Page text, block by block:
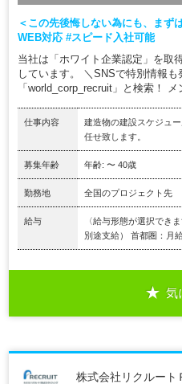
＜この先後悔しない為にも、まず
WEB対応 #スピード入社可能
当社は「ホワイト企業認定」を取
しています。 ＼SNSで特別情報
「world_corp_recruit」と検索！ メ
仕事内容
建造物の建設スケジュ
任せ致します。
募集年齢 年齢: 〜 40歳
勤務地 全国のプロジェクト先
給与
〈給与形態が選択でき
別途支給） 首都圏：月
気
株式会社リクルート